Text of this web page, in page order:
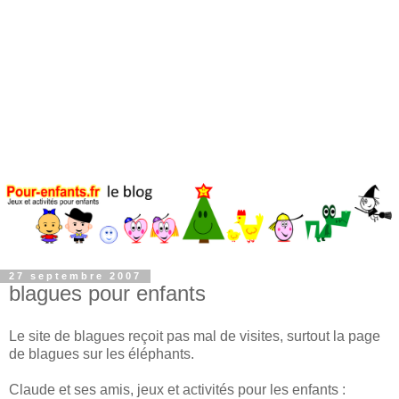
27 septembre 2007
blagues pour enfants
Le site de blagues reçoit pas mal de visites, surtout la page
de blagues sur les éléphants.
Claude et ses amis, jeux et activités pour les enfants :